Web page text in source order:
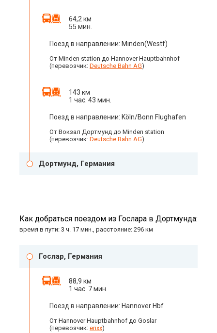
64,2 км
55 мин.
Поезд в направлении: Minden(Westf)
От Minden station до Hannover Hauptbahnhof
(перевозчик: Deutsche Bahn AG)
143 км
1 час. 43 мин.
Поезд в направлении: Köln/Bonn Flughafen
От Вокзал Дортмунд до Minden station
(перевозчик: Deutsche Bahn AG)
Дортмунд, Германия
Как добраться поездом из Гослара в Дортмунда:
время в пути: 3 ч. 17 мин., расстояние: 296 км
Гослар, Германия
88,9 км
1 час. 7 мин.
Поезд в направлении: Hannover Hbf
От Hannover Hauptbahnhof до Goslar
(перевозчик: erixx)